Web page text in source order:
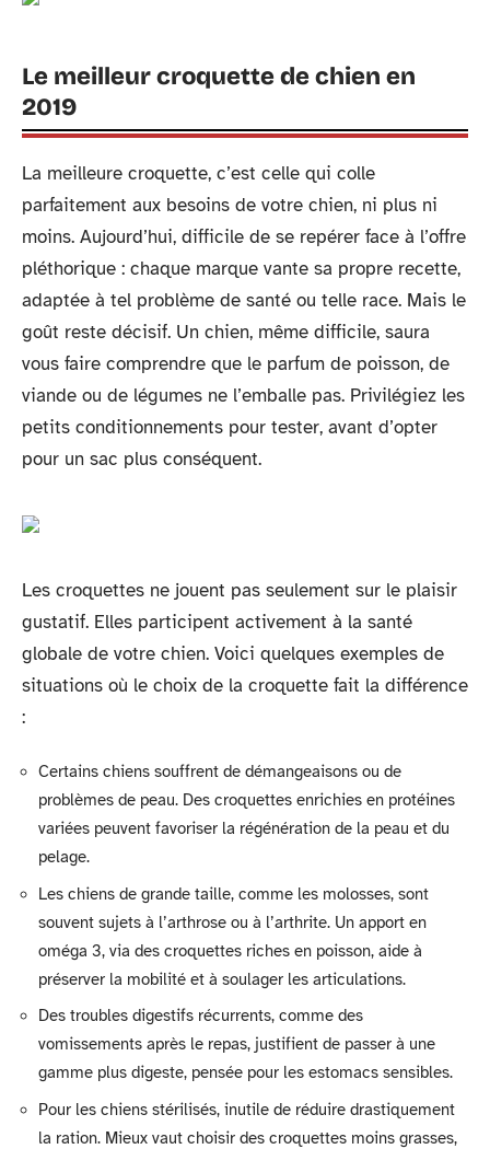
Le meilleur croquette de chien en
2019
La meilleure croquette, c’est celle qui colle
parfaitement aux besoins de votre chien, ni plus ni
moins. Aujourd’hui, difficile de se repérer face à l’offre
pléthorique : chaque marque vante sa propre recette,
adaptée à tel problème de santé ou telle race. Mais le
goût reste décisif. Un chien, même difficile, saura
vous faire comprendre que le parfum de poisson, de
viande ou de légumes ne l’emballe pas. Privilégiez les
petits conditionnements pour tester, avant d’opter
pour un sac plus conséquent.
Les croquettes ne jouent pas seulement sur le plaisir
gustatif. Elles participent activement à la santé
globale de votre chien. Voici quelques exemples de
situations où le choix de la croquette fait la différence
:
Certains chiens souffrent de démangeaisons ou de
problèmes de peau. Des croquettes enrichies en protéines
variées peuvent favoriser la régénération de la peau et du
pelage.
Les chiens de grande taille, comme les molosses, sont
souvent sujets à l’arthrose ou à l’arthrite. Un apport en
oméga 3, via des croquettes riches en poisson, aide à
préserver la mobilité et à soulager les articulations.
Des troubles digestifs récurrents, comme des
vomissements après le repas, justifient de passer à une
gamme plus digeste, pensée pour les estomacs sensibles.
Pour les chiens stérilisés, inutile de réduire drastiquement
la ration. Mieux vaut choisir des croquettes moins grasses,